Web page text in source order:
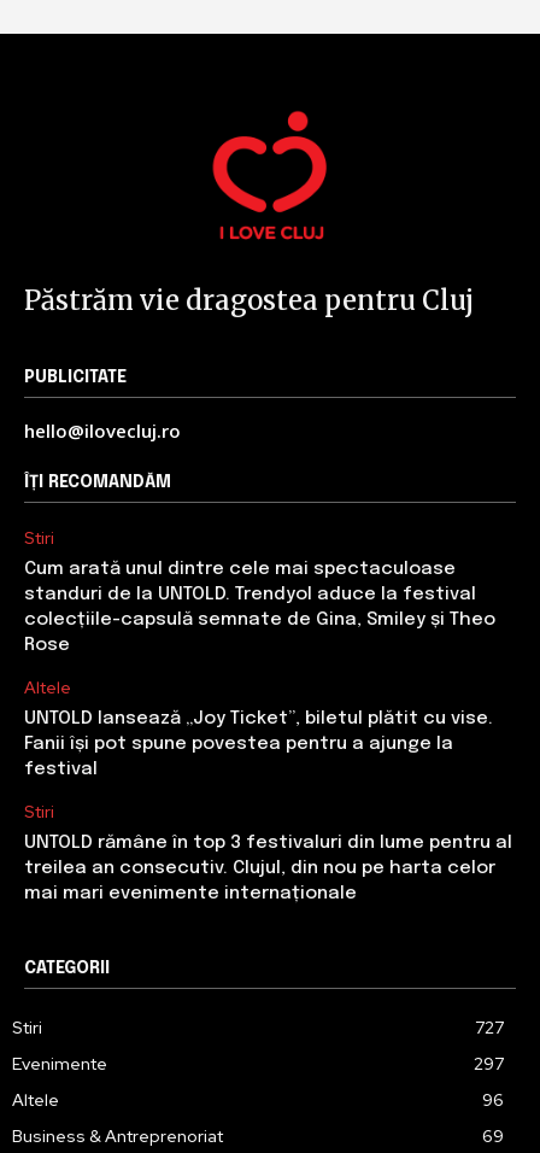
Păstrăm vie dragostea pentru Cluj
PUBLICITATE
hello@ilovecluj.ro
ÎȚI RECOMANDĂM
Stiri
Cum arată unul dintre cele mai spectaculoase
standuri de la UNTOLD. Trendyol aduce la festival
colecțiile-capsulă semnate de Gina, Smiley și Theo
Rose
Altele
UNTOLD lansează „Joy Ticket”, biletul plătit cu vise.
Fanii își pot spune povestea pentru a ajunge la
festival
Stiri
UNTOLD rămâne în top 3 festivaluri din lume pentru al
treilea an consecutiv. Clujul, din nou pe harta celor
mai mari evenimente internaționale
CATEGORII
Stiri
727
Evenimente
297
Altele
96
Business & Antreprenoriat
69